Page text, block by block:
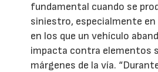
fundamental cuando se
siniestro, especialmente en
en los que un vehículo
impacta contra elementos
márgenes de la vía.